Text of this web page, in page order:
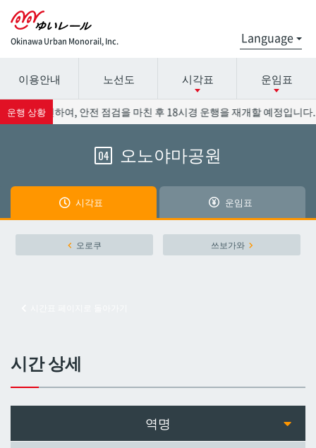
Okinawa Urban Monorail, Inc.
시간표 세부 정보의 방송국 이름을 선택하십시오.
나하공항
요금표에 대한 자세한 내용은 역 이름을 선택하십시오.
나하공항
이용안내 노선도 시각표 운임표
운행 상황
과 관련하여, 안전 점검을 마친 후 18시경 운행을 재개할 예정입니다
04 오노야마공원
시각표 운임표
오로쿠 쓰보가와
시간 상세
역명